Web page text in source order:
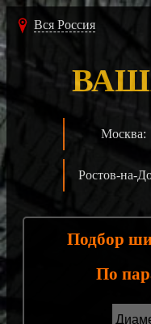
Вся Россия
Москва:
Ростов-на-
Подбор
По